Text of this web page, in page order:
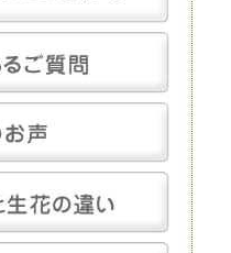
うに見える、人工的に加工され
そのため、生花にはありえない
けではありません。
らについてはしっかり管理しな
。しかし、エアコンをつけっぱ
してあげる程度で十分です。
は18～25℃程度、湿度は30～
本的に「花」を加工したもの
さなお供え花から豪華なディス